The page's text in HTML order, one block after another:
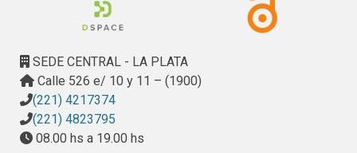
SEDE CENTRAL - LA PLATA
Calle 526 e/ 10 y 11 – (1900)
(221) 4217374
(221) 4823795
08.00 hs a 19.00 hs